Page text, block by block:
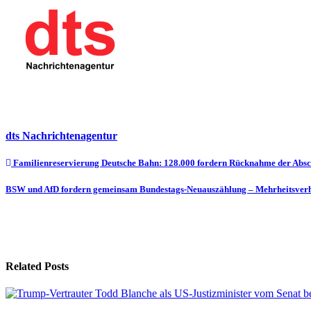
dts Nachrichtenagentur
Beitragsnavigation
Familienreservierung Deutsche Bahn: 128.000 fordern Rücknahme der
BSW und AfD fordern gemeinsam Bundestags-Neuauszählung –
Related Posts